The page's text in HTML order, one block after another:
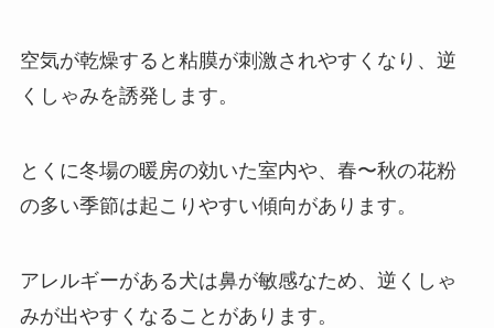
空気が乾燥すると粘膜が刺激されやすくなり、逆
くしゃみを誘発します。
とくに冬場の暖房の効いた室内や、春〜秋の花粉
の多い季節は起こりやすい傾向があります。
アレルギーがある犬は鼻が敏感なため、逆くしゃ
みが出やすくなることがあります。